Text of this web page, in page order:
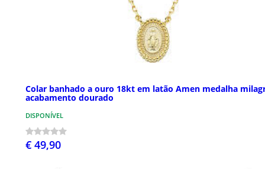
Colar banhado a ouro 18kt em latão Amen medalha
acabamento dourado
DISPONÍVEL
€ 49,90